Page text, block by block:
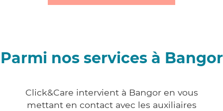
Parmi nos services à Bangor
Click&Care intervient à Bangor en vous
mettant en contact avec les auxiliaires